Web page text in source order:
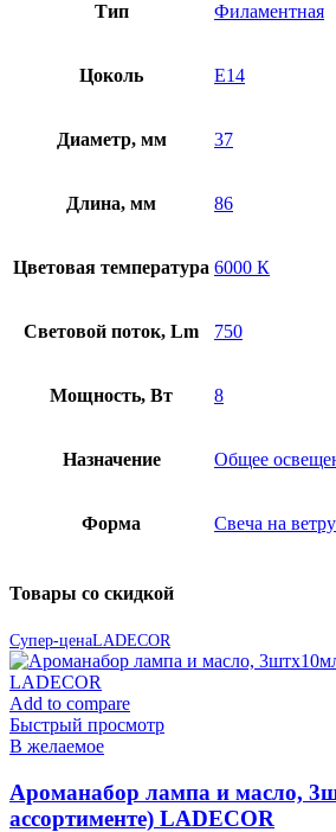
Тип Филаментная
Цоколь E14
Диаметр, мм 37
Длина, мм 86
Цветовая температура 6000 К
Световой поток, Lm 750
Мощность, Вт 8
Назначение Общее
Форма Свеча на ветру
Товары со скидкой
Супер-ценаLADECOR
Add to compare
Быстрый просмотр
В желаемое
Ароманабор лампа и масло,
ассортименте) LADECOR